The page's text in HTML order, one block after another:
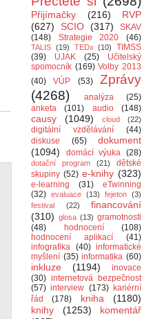
Přijímačky (216)
RVP
(627)
SCIO (317)
SKAV
(148)
Strategie 2020 (46)
TALIS (19) TEDx (10)
TIMSS
(39)
UJAK (25)
Učitelský
spomocník (169) Volby 2013
(40)
VÚP (53)
Zprávy
(4268)
analýza
(25)
anketa
(101) audio (148)
causy (1049) cloud (22)
digitální vzdělávání
(44)
diskuse
(65)
dokument
(1094)
domácí výuka (28)
dotační program (21)
dětské
skupiny (52) e-knihy (323)
e-learning (31)
eTwinning
(32) evaluace (13) fejeton (3)
festival
(22)
financování
(310) glosa (13) gramotnosti
(48)
hodnocení
(108)
hodnocení aplikací
(41)
infografika (40) informatické
myšlení (35) informatika (60)
inkluze (1194)
inovace
(30) internetová bezpečnost
(57) interview (173) kariérní
řád
(178) kniha
(1180)
knihy
(1253)
komentář